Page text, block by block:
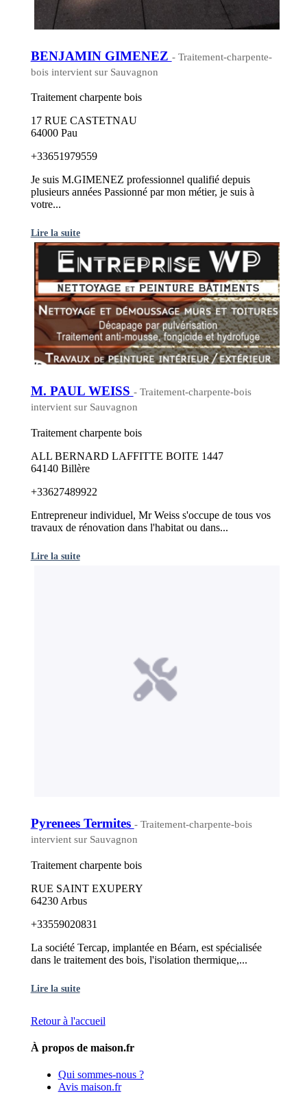
BENJAMIN GIMENEZ - Traitement-charpente-
bois intervient sur Sauvagnon
Traitement charpente bois
17 RUE CASTETNAU
64000 Pau
+33651979559
Je suis M.GIMENEZ professionnel qualifié depuis
plusieurs années Passionné par mon métier, je suis à
votre...
Lire la suite
M. PAUL WEISS - Traitement-charpente-bois
intervient sur Sauvagnon
Traitement charpente bois
ALL BERNARD LAFFITTE BOITE 1447
64140 Billère
+33627489922
Entrepreneur individuel, Mr Weiss s'occupe de tous vos
travaux de rénovation dans l'habitat ou dans...
Lire la suite
Pyrenees Termites - Traitement-charpente-bois
intervient sur Sauvagnon
Traitement charpente bois
RUE SAINT EXUPERY
64230 Arbus
+33559020831
La société Tercap, implantée en Béarn, est spécialisée
dans le traitement des bois, l'isolation thermique,...
Lire la suite
Retour à l'accueil
À propos de maison.fr
Qui sommes-nous ?
Avis maison.fr